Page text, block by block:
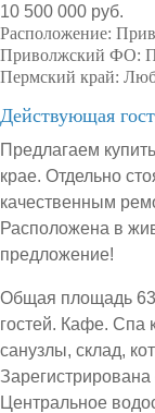
10 500 000 руб.
Расположение:
Приволжский ФО:
Пермский край:
Действующая
Предлагаем
крае. Отдельно
качественным
Расположена в
предложение!
Общая площадь
гостей. Кафе. Спа
санузлы, склад,
Центральное